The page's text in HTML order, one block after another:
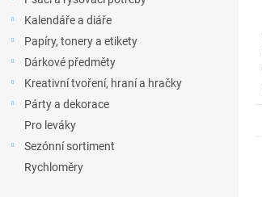
Kalendáře a diáře
Papíry, tonery a etikety
Dárkové předměty
Kreativní tvoření, hraní a hračky
Párty a dekorace
Pro leváky
Sezónní sortiment
Rychloměry